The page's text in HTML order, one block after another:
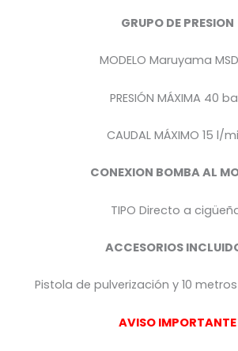
GRUPO DE PRESION
MODELO Maruyama
PRESIÓN MÁXIMA 40
CAUDAL MÁXIMO 15 l/
CONEXION BOMBA AL
TIPO Directo a
ACCESORIOS
Pistola de pulverización y 10
AVISO IMPORTANTE